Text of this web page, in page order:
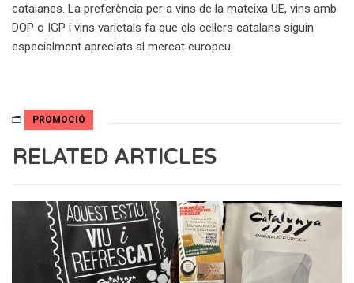
catalanes. La preferència per a vins de la mateixa UE, vins amb
DOP o IGP i vins varietals fa que els cellers catalans siguin
especialment apreciats al mercat europeu.
PROMOCIÓ
RELATED ARTICLES